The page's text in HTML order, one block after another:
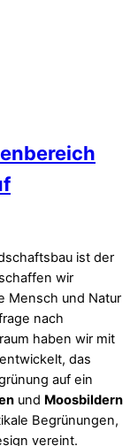
ist der
wir
Mensch und Natur
nach
haben wir mit
das
auf ein
und Moosbildern
Begrünungen,
vereint.